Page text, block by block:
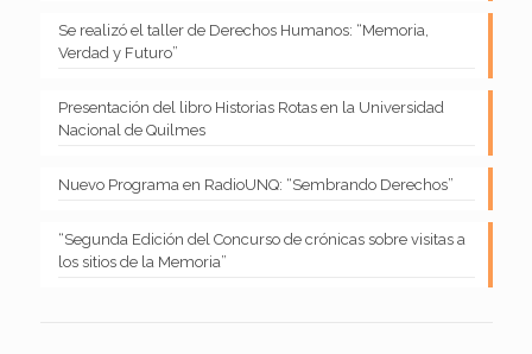
Se realizó el taller de Derechos Humanos: “Memoria,
Verdad y Futuro”
Presentación del libro Historias Rotas en la Universidad
Nacional de Quilmes
Nuevo Programa en RadioUNQ: “Sembrando Derechos”
“Segunda Edición del Concurso de crónicas sobre visitas a
los sitios de la Memoria”